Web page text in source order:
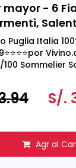
- 6
750ml
Puglia Italia
100 Sommelier
S/.
Agr al